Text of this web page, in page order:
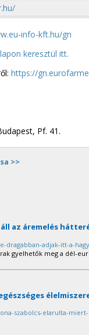
info-kft.hu/gn
keresztül itt.
https://
Pf. 41.
>>
az áremelés
dragabban-adjak-itt-a-
figyelhetők meg a dél-
szabolcs-elarulta-